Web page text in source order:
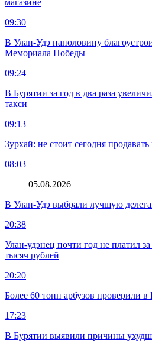
магазине
09:30
В Улан-Удэ наполовину
Мемориала Победы
09:24
В Бурятии за год в два раза
такси
09:13
Зурхай: не стоит сегодня продавать
08:03
05.08.2026
В Улан-Удэ выбрали лучшую
20:38
Улан-удэнец почти год не платил
тысяч рублей
20:20
Более 60 тонн арбузов проверили в
17:23
В Бурятии выявили причины